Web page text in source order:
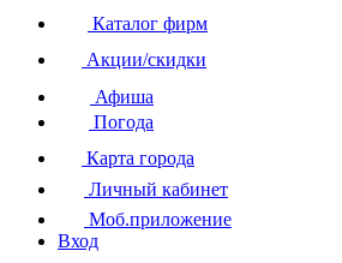
Каталог фирм
Акции/скидки
Афиша
Погода
Карта города
Личный кабинет
Моб.приложение
Вход